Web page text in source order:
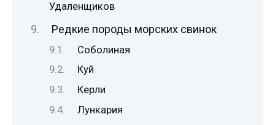
Удаленщиков
Редкие породы морских свинок
Соболиная
Куй
Керли
Лункария